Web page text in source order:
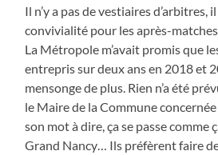
Il n’y a pas de vestiaires d’arbitres, il
convivialité pour les après-
La Métropole m’avait promis que
entrepris sur deux ans en 2018 et
mensonge de plus. Rien n’a été
le Maire de la Commune concernée
son mot à dire, ça se passe comme
Grand Nancy… Ils préfèrent faire